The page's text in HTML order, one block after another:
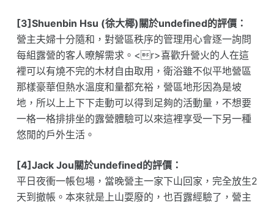
[3]Shuenbin Hsu (徐大椰)關於undefined的評價：
營主夫婦十分隨和，對營區秩序的管理用心會逐一詢問
每組露營的客人暸解需求。<r>喜歡升營火的人在這
裡可以有燒不完的木材自由取用，衛浴雖不似平地營區
那樣豪華但熱水溫度和量都充裕，營區地形因為是坡
地，所以上上下下走動可以得到足夠的活動量，不想要
一格一格排排坐的露營體驗可以來這裡享受一下另一種
悠閒的戶外生活。
[4]Jack Jou關於undefined的評價：
平日夜衝一帳包場，當晚營主一家下山回家，完全放生2
天到撤帳。本來就是上山耍廢的，也百露經驗了，營主